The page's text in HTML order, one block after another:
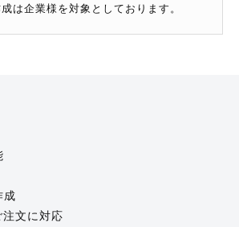
は企業様を対象としております。
成
文に対応